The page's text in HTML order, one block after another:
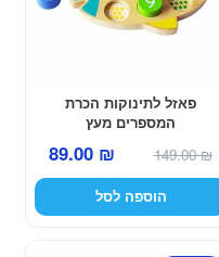
פאזל לתינוקות הכרת
המספרים מעץ
149.00₪
המחיר
המקורי
היה:
89.00 ₪
המחיר
הנוכחי
הוא:
הוספה לסל